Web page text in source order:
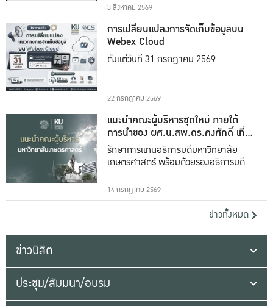
3 สิงหาคม 2569
การเปลี่ยนแปลงการจัดเก็บข้อมูลบน
Webex Cloud
ตั้งแต่วันที่ 31 กรกฎาคม 2569
22 กรกฎาคม 2569
แนะนำคณะผู้บริหารชุดใหม่ ภายใต้
การนำของ ผศ.น.สพ.ดร.คงศักดิ์ เที่ยง
ธรรม
รักษาการแทนอธิการบดีมหาวิทยาลัย
เกษตรศาสตร์ พร้อมด้วยรองอธิการบดีทั้ง
14 กรกฎาคม 2569
ข่าวทั้งหมด
ข่าวนิสิต
ประชุม/สัมมนา/อบรม